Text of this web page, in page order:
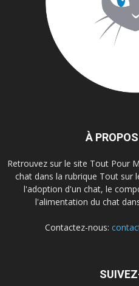
À
Retrouvez sur le site Tout Pour
chat dans la rubrique Tout sur
l'adoption d'un chat, le
l'alimentation du chat
Contactez-nous: